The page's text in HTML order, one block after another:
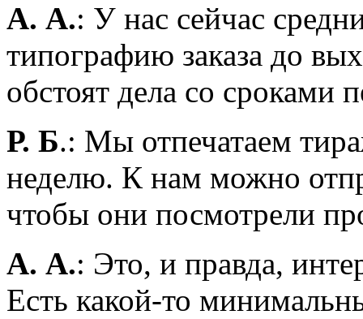
А. А.: У нас сейчас
типографию заказа до
обстоят дела со сроками
Р. Б.: Мы отпечатаем
неделю. К нам можно
чтобы они посмотрели
А. А.: Это, и правда,
Есть какой-то